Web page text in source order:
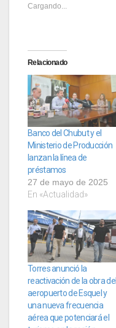
Cargando...
Relacionado
Banco del Chubut y el
Ministerio de Producción
lanzan la línea de
préstamos
27 de mayo de 2025
En «Actualidad»
Torres anunció la
reactivación de la obra del
aeropuerto de Esquel y
una nueva frecuencia
aérea que potenciará el